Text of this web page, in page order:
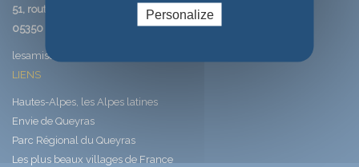
51, route de Saint-Véran
05350 SAINT-VERAN
lesamisdesaintveran@saintveran.com
LIENS
Hautes-Alpes, les Alpes latines
Envie de Queyras
Parc Régional du Queyras
Les plus beaux villages de France
Personalize